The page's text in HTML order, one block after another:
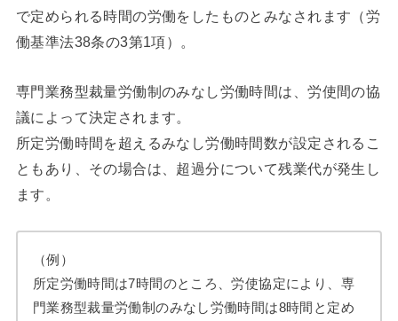
で定められる時間の労働をしたものとみなされます（労
働基準法38条の3第1項）。
専門業務型裁量労働制のみなし労働時間は、労使間の協
議によって決定されます。
所定労働時間を超えるみなし労働時間数が設定されるこ
ともあり、その場合は、超過分について残業代が発生し
ます。
（例）
所定労働時間は7時間のところ、労使協定により、専
門業務型裁量労働制のみなし労働時間は8時間と定め